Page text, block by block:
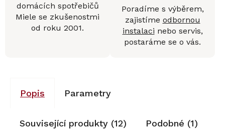
domácích spotřebičů
Miele se zkušenostmi
od roku 2001.
Poradíme s výběrem,
zajistíme odbornou
instalaci nebo servis,
postaráme se o vás.
Popis Parametry
Související produkty (12) Podobné (1)